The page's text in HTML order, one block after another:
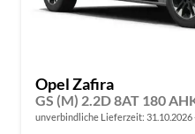
Opel Zafira
unverbindliche Lieferzeit: 31.10.2026